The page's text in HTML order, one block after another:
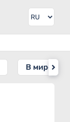
В мире